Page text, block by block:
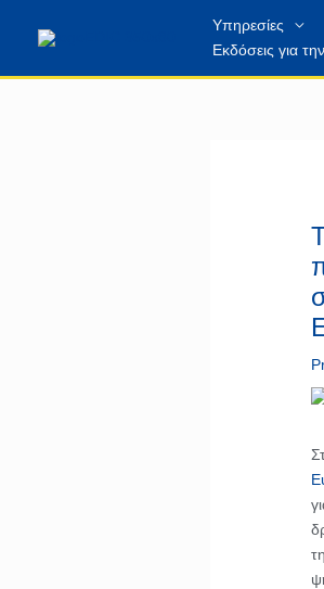
Υπηρεσίες
Εκδόσεις για